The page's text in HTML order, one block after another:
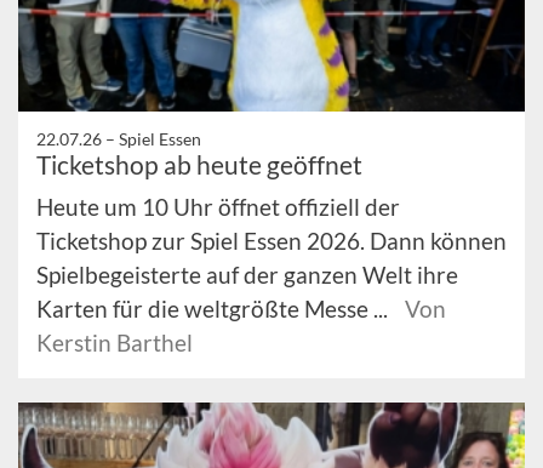
22.07.26 – Spiel Essen
Ticketshop ab heute geöffnet
Heute um 10 Uhr öffnet offiziell der
Ticketshop zur Spiel Essen 2026. Dann können
Spielbegeisterte auf der ganzen Welt ihre
Karten für die weltgrößte Messe ...
Von
Kerstin Barthel